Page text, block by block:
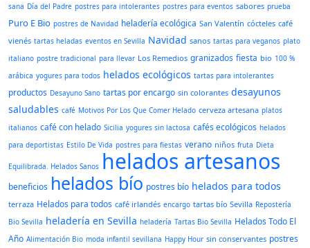
sana Día del Padre postres para intolerantes postres para eventos sabores prueba
Puro E Bio postres de Navidad heladería ecológica San Valentín cócteles café
vienés tartas heladas eventos en Sevilla Navidad sanos tartas para veganos plato
italiano postre tradicional para llevar Los Remedios granizados fiesta bio 100 %
arábica yogures para todos helados ecológicos tartas para intolerantes
productos Desayuno Sano tartas por encargo sin colorantes desayunos
saludables café Motivos Por Los Que Comer Helado cerveza artesana platos
italianos café con helado Sicilia yogures sin lactosa cafés ecológicos helados
para deportistas Estilo De Vida postres para fiestas verano niños fruta Dieta
Equilibrada. Helados Sanos helados artesanos
beneficios helados bío postres bío helados para todos
terraza Helados para todos café irlandés encargo tartas bío Sevilla Repostería
Bio Sevilla heladería en Sevilla heladería Tartas Bio Sevilla Helados Todo El
Año Alimentación Bio moda infantil sevillana Happy Hour sin conservantes postres